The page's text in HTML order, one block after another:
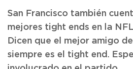
San Francisco también
mejores tight ends en la
Dicen que el mejor amigo
siempre es el tight end.